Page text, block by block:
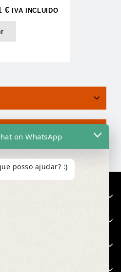
€ IVA INCLUIDO
on WhatsApp
posso ajudar? :)